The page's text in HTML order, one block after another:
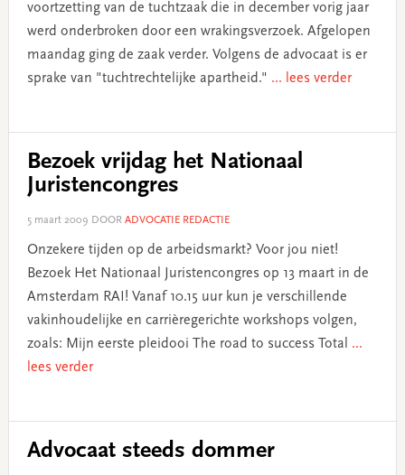
voortzetting van de tuchtzaak die in december vorig jaar
werd onderbroken door een wrakingsverzoek. Afgelopen
maandag ging de zaak verder. Volgens de advocaat is er
sprake van "tuchtrechtelijke apartheid." ... lees verder
Bezoek vrijdag het Nationaal
Juristencongres
5 maart 2009 DOOR ADVOCATIE REDACTIE
Onzekere tijden op de arbeidsmarkt? Voor jou niet!
Bezoek Het Nationaal Juristencongres op 13 maart in de
Amsterdam RAI! Vanaf 10.15 uur kun je verschillende
vakinhoudelijke en carrièregerichte workshops volgen,
zoals: Mijn eerste pleidooi The road to success Total ...
lees verder
Advocaat steeds dommer